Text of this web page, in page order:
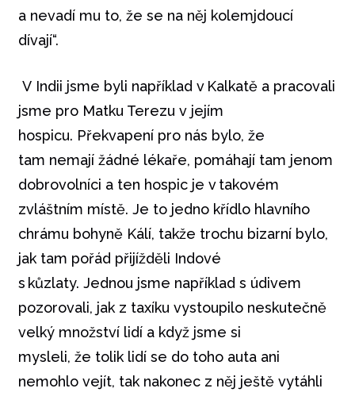
a nevadí mu to, že se na něj kolemjdoucí
dívají“.
V Indii jsme byli například v Kalkatě a pracovali
jsme pro Matku Terezu v jejím
hospicu. Překvapení pro nás bylo, že
tam nemají žádné lékaře, pomáhají tam jenom
dobrovolníci a ten hospic je v takovém
zvláštním místě. Je to jedno křídlo hlavního
chrámu bohyně Kálí, takže trochu bizarní bylo,
jak tam pořád přijížděli Indové
s kůzlaty. Jednou jsme například s údivem
pozorovali, jak z taxíku vystoupilo neskutečně
velký množství lidí a když jsme si
mysleli, že tolik lidí se do toho auta ani
nemohlo vejít, tak nakonec z něj ještě vytáhli